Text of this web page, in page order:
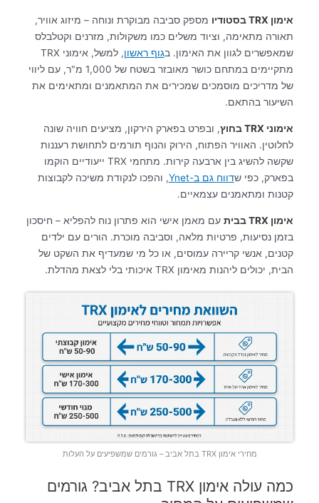
אימון TRX בסטודיו
מספק סביבה מבוקרת ונוחה – מיזוג אוויר,
תאורה מתאימה, וציוד משלים כמו משקולות, מזרנים וקטלבלס
שמאפשרים לגוון את האימון. בגוף ראשון
, למשל, אימוני TRX
מתקיימים במתחם כושר מאובזר בשטח של 1,000 מ"ר, עם ליווי
של מדריכים מוסמכים שמכירים את המתאמנים ומתאימים את
השיעור בהתאם.
אימוני TRX בחוץ
, ובפרט בפארק הירקון, מציעים חוויה שונה
לחלוטין. האוויר הפתוח, הירוק והנוף תורמים לתחושת רעננות
שקשה להשיג בין ארבעה קירות. מתחמי TRX ייעודיים הוקמו
בפארק, כפי שדווח גם ב-Ynet
, והפכו לנקודת משיכה לקבוצות
קטנות ומתאמנים עצמאיים.
אימון TRX בבית
עם מאמן אישי הוא פתרון נוח להפליא – חיסכון
בזמן נסיעות, פרטיות מלאה, וסביבה מוכרת. הורים עם ילדים
קטנים, אנשי קריירה עמוסים, או כל מי שמעדיף את השקט של
הבית, יכולים ליהנות מאימון TRX איכותי בלי לצאת מהדלת.
מחירי אימון TRX בתל אביב – גורמים שמשפיעים על העלות
כמה עולה אימון TRX בתל אביב? גורמים